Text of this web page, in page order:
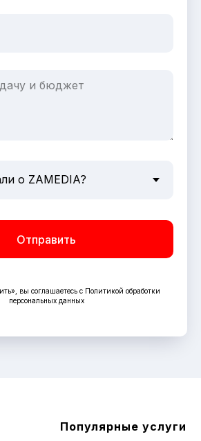
Отправить
вы соглашаетесь с Политикой обработки
персональных данных
Популярные услуги